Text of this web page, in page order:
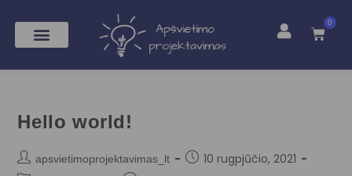
0
Hello world!
apsvietimoprojektavimas_lt 10 rugpjūčio, 2021